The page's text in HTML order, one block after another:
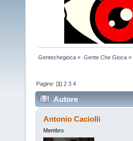
Gentechegioca » Gente Che Gioca»
Pagine: [1]2 3 4
Autore
Antonio Caciolli
Membro